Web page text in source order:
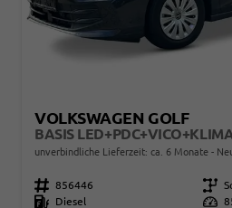
VOLKSWAGEN GOLF
BASIS
unverbindliche Lieferzeit: ca. 6 Monate
Fahrzeugnr. 856446 Getriebe
Kraftstoff
Diesel Leistung